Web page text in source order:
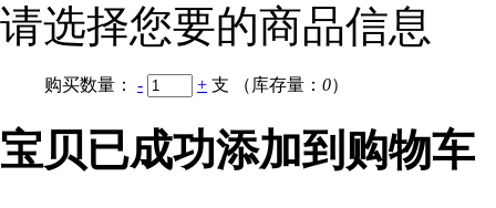
请选择您要的商品信息
购买数量： - + 支 （库存量： 0）
宝贝已成功添加到购物车